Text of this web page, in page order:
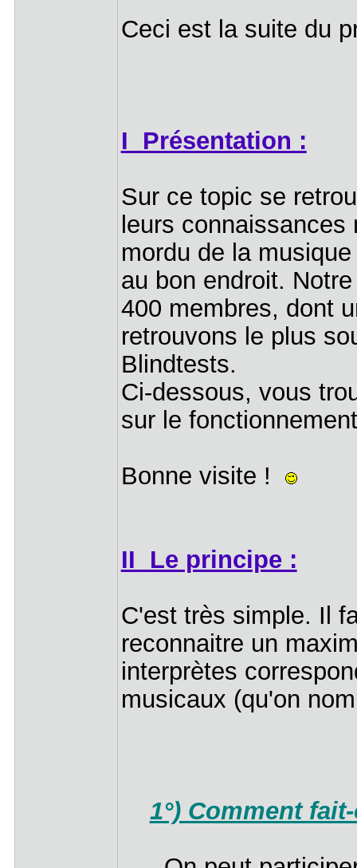
Ceci est la suite du
I Présentation :
Sur ce topic se
leurs
mordu de la
au bon endroit.
400 membres, dont
retrouvons le plus
Blindtests.
Ci-dessous, vous
sur le
Bonne visite !
II Le principe :
C'est très simple. Il
reconnaitre un
interprètes
musicaux (qu'on
1°) Comment